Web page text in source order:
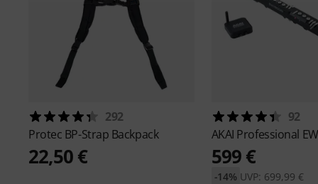
292
Protec BP-Strap Backpack
22,50 €
92
AKAI Professional
599 €
UVP: 699,99 €
-14%